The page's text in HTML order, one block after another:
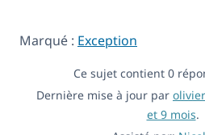
Marqué : Exception
Ce sujet contient 0
Dernière mise à jour par
et 9 mois.